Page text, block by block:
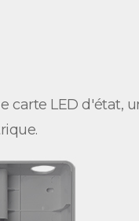
carte LED d'état,